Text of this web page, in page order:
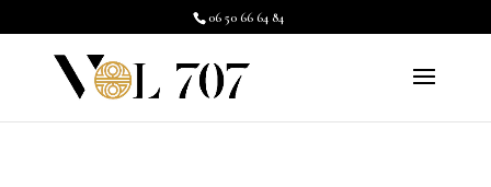
06 50 66 64 84